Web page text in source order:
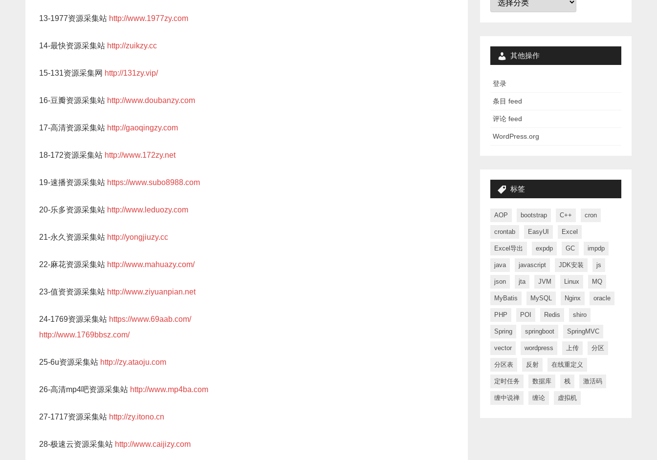
13-1977资源采集站 http://www.1977zy.com
14-最快资源采集站 http://zuikzy.cc
15-131资源采集网 http://131zy.vip/
16-豆瓣资源采集站 http://www.doubanzy.com
17-高清资源采集站 http://gaoqingzy.com
18-172资源采集站 http://www.172zy.net
19-速播资源采集站 https://www.subo8988.com
20-乐多资源采集站 http://www.leduozy.com
21-永久资源采集站 http://yongjiuzy.cc
22-麻花资源采集站 http://www.mahuazy.com/
23-值资资源采集站 http://www.ziyuanpian.net
24-1769资源采集站 https://www.69aab.com/
http://www.1769bbsz.com/
25-6u资源采集站 http://zy.ataoju.com
26-高清mp4吧资源采集站 http://www.mp4ba.com
27-1717资源采集站 http://zy.itono.cn
28-极速云资源采集站 http://www.caijizy.com
其他操作
登录
条目 feed
评论 feed
WordPress.org
标签
AOP bootstrap C++ cron
crontab EasyUI Excel
Excel导出 expdp GC impdp
java javascript JDK安装 js
json jta JVM Linux MQ
MyBatis MySQL Nginx oracle
PHP POI Redis shiro
Spring springboot SpringMVC
vector wordpress 上传 分区
分区表 反射 在线重定义
定时任务 数据库 栈 激活码
缠中说禅 缠论 虚拟机